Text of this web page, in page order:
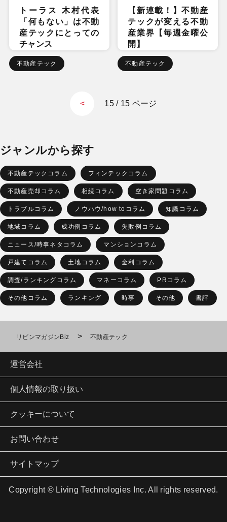
トーラス 木村代表
「何もない」は不動
産テックにとっての
チャンス
不動産テック
【新連載！】不動産
テックが変える不動
産業界【毎週金曜公
開】
不動産テック
< 15 / 15 ページ
ジャンルから探す
不動産テックコラム フィンテックコラム
不動産売却コラム 相続コラム 空き家問題コラム
トラブルコラム ノウハウ/how toコラム 知識コラム
地域コラム 成功例コラム 失敗例コラム
ニュース/時事ネタコラム マンションコラム
戸建てコラム 土地コラム 金利コラム
調査/ランキングコラム マネーコラム PRコラム
その他コラム ランキング 時事 その他 書評
リビンマガジンBiz > 不動産テック
運営会社
個人情報の取り扱い
クッキーについて
お問い合わせ
サイトマップ
Copyright © Living Technologies Inc. All rights reserved.